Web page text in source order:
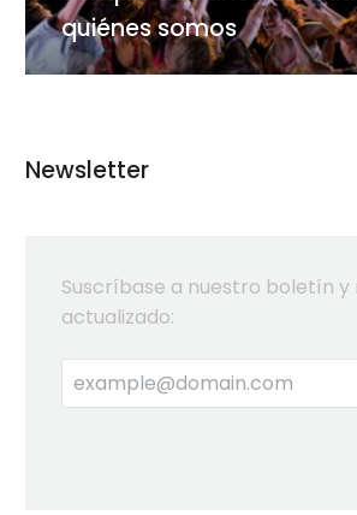
quiénes
somos
quiénes somos
Newsletter
Suscríbase a nuestro boletín
actualizado: